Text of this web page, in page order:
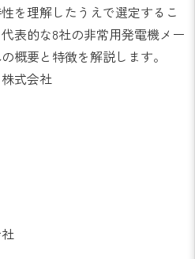
を理解したうえで選定するこ
表的な8社の非常用発電機メー
概要と特徴を解説します。
式会社